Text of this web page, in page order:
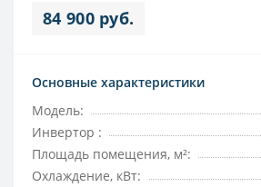
84 900 руб.
Основные характеристики
Модель:
Инвертор :
Площадь помещения, м²:
Охлаждение, кВт: